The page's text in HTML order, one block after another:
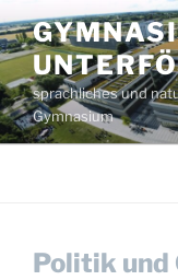
Inhalt
springen
sprachliches und
Gymnasium
Politik und